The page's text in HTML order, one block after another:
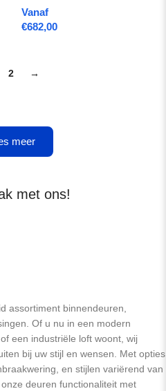
Vanaf
€682,00
2 →
meer
met ons!
assortiment binnendeuren,
Of u nu in een modern
een industriële loft woont, wij
bij uw stijl en wensen. Met opties
en stijlen variërend van
deuren functionaliteit met